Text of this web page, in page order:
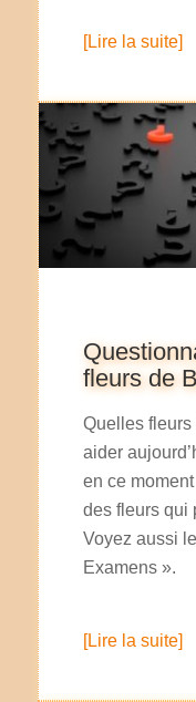
[Lire la suite]
fleurs de
Quelles
aider
en ce
des fleurs qui
Voyez aussi
Examens ».
[Lire la suite]